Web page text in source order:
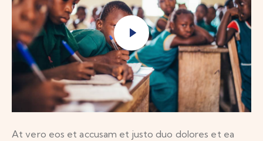
At vero eos et accusam et justo duo dolores et ea